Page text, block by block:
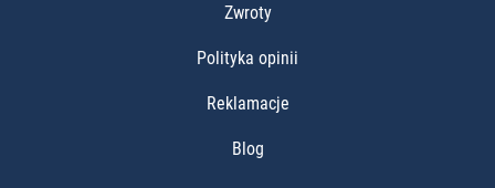
Zwroty
Polityka opinii
Reklamacje
Blog